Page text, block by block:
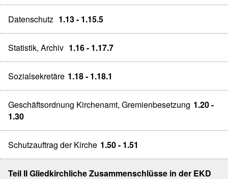
Datenschutz 1.13 - 1.15.5
Statistik, Archiv 1.16 - 1.17.7
Sozialsekretäre 1.18 - 1.18.1
Geschäftsordnung Kirchenamt, Gremienbesetzung 1.20 -
1.30
Schutzauftrag der Kirche 1.50 - 1.51
Teil II Gliedkirchliche Zusammenschlüsse in der EKD